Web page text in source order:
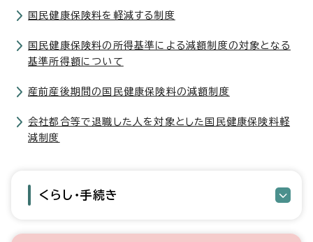
国民健康保険料を軽減する制度
国民健康保険料の所得基準による減額制度の対象となる
基準所得額について
産前産後期間の国民健康保険料の減額制度
会社都合等で退職した人を対象とした国民健康保険料軽
減制度
くらし・手続き